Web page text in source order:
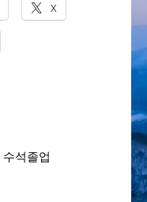
X
수석졸업